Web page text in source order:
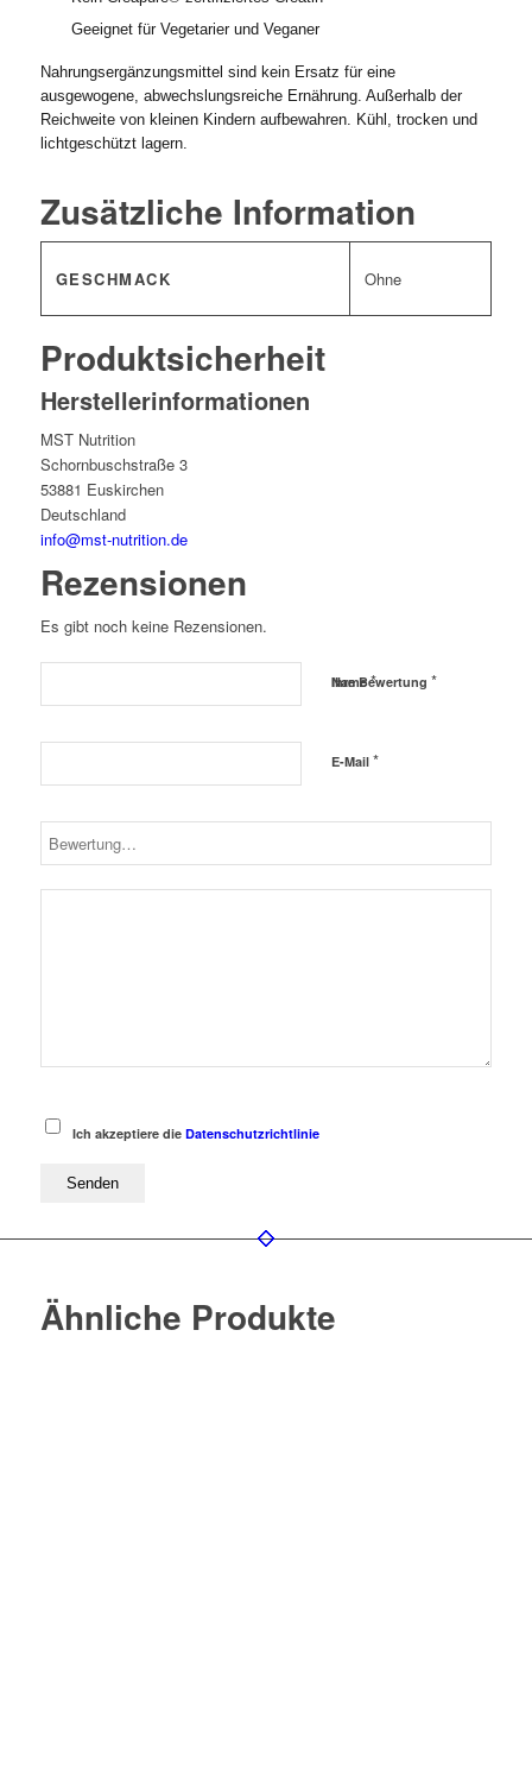
Geeignet für Vegetarier und Veganer
Nahrungsergänzungsmittel sind kein Ersatz für eine
ausgewogene, abwechslungsreiche Ernährung. Außerhalb der
Reichweite von kleinen Kindern aufbewahren. Kühl, trocken und
lichtgeschützt lagern.
Zusätzliche Information
GESCHMACK Ohne
Produktsicherheit
Herstellerinformationen
MST Nutrition
Schornbuschstraße 3
53881 Euskirchen
Deutschland
info@mst-nutrition.de
Rezensionen
Es gibt noch keine Rezensionen.
Name*
E-Mail *
Ihre Bewertung *
Ich akzeptiere dieDatenschutzrichtlinie
Ähnliche Produkte